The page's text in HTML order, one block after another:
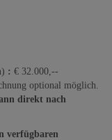
: € 32.000,--
optional möglich.
direkt nach
verfügbaren